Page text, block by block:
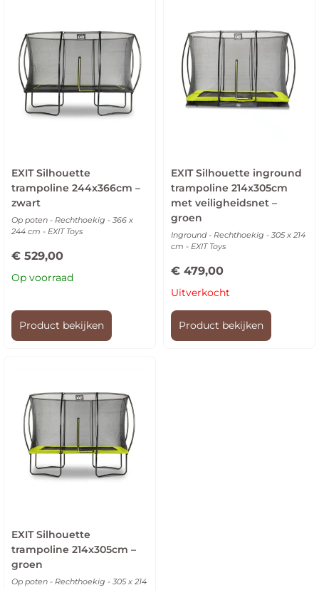
EXIT Silhouette
trampoline 244x366cm –
zwart
Op poten - Rechthoekig - 366 x
244 cm - EXIT Toys
€ 529,00
Op voorraad
Product bekijken
EXIT Silhouette inground
trampoline 214x305cm
met veiligheidsnet –
groen
Inground - Rechthoekig - 305 x 214
cm - EXIT Toys
€ 479,00
Uitverkocht
Product bekijken
EXIT Silhouette
trampoline 214x305cm –
groen
Op poten - Rechthoekig - 305 x 214